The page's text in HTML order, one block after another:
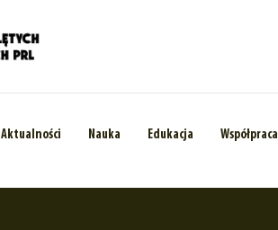
Aktualności Nauka Edukacja Współpraca